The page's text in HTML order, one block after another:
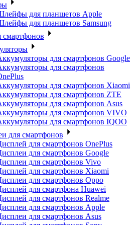
для планшетов Apple
для планшетов Samsung
смартфонов
для смартфонов Google
для смартфонов
для смартфонов Xiaomi
для смартфонов ZTE
для cмартфонов Asus
для смартфонов VIVO
для смартфонов IQOO
для смартфонов
для смартфонов OnePlus
для смартфонов Google
для смартфонов Vivo
для смартфонов Xiaomi
для смартфонов Oppo
для смартфона Huawei
для смартфонов Realme
для смартфонов Apple
для смартфонов Asus